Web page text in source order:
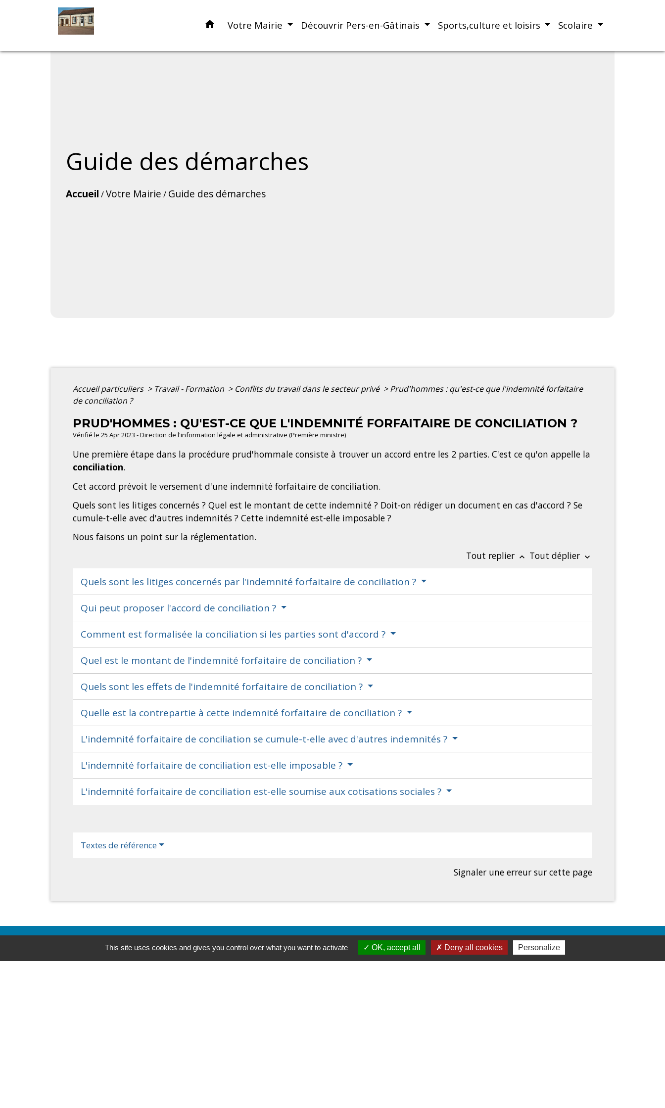
home Votre Mairie Découvrir Pers-en-Gâtinais Sports,culture et loisirs Scolaire
Guide des démarches
Accueil /Votre Mairie / Guide des démarches
Accueil particuliers > Travail - Formation > Conflits du travail dans le secteur privé > Prud'hommes : qu'est-ce que l'indemnité forfaitaire
de conciliation ?
PRUD'HOMMES : QU'EST-CE QUE L'INDEMNITÉ FORFAITAIRE DE CONCILIATION ?
Vérifié le 25 Apr 2023 - Direction de l'information légale et administrative (Première ministre)
Une première étape dans la procédure prud'hommale consiste à trouver un accord entre les 2 parties. C'est ce qu'on appelle la
conciliation.
Cet accord prévoit le versement d'une indemnité forfaitaire de conciliation.
Quels sont les litiges concernés ? Quel est le montant de cette indemnité ? Doit-on rédiger un document en cas d'accord ? Se
cumule-t-elle avec d'autres indemnités ? Cette indemnité est-elle imposable ?
Nous faisons un point sur la réglementation.
Tout replier keyboard_arrow_up Tout déplier keyboard_arrow_down
Quels sont les litiges concernés par l'indemnité forfaitaire de conciliation ?
Qui peut proposer l'accord de conciliation ?
Comment est formalisée la conciliation si les parties sont d'accord ?
Quel est le montant de l'indemnité forfaitaire de conciliation ?
Quels sont les effets de l'indemnité forfaitaire de conciliation ?
Quelle est la contrepartie à cette indemnité forfaitaire de conciliation ?
L'indemnité forfaitaire de conciliation se cumule-t-elle avec d'autres indemnités ?
L'indemnité forfaitaire de conciliation est-elle imposable ?
L'indemnité forfaitaire de conciliation est-elle soumise aux cotisations sociales ?
Textes de référence
Signaler une erreur sur cette page
This site uses cookies and gives you control over what you want to activate OK, accept all Deny all cookies Personalize